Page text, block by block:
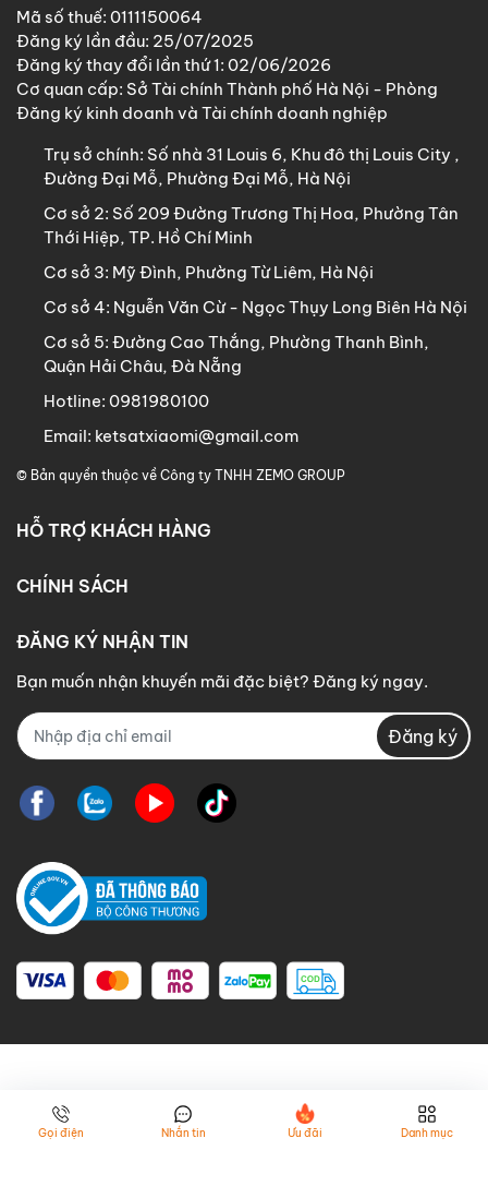
Mã số thuế: 0111150064
Đăng ký lần đầu: 25/07/2025
Đăng ký thay đổi lần thứ 1: 02/06/2026
Cơ quan cấp: Sở Tài chính Thành phố Hà Nội - Phòng
Đăng ký kinh doanh và Tài chính doanh nghiệp
Trụ sở chính: Số nhà 31 Louis 6, Khu đô thị Louis City ,
Đường Đại Mỗ, Phường Đại Mỗ, Hà Nội
Cơ sở 2: Số 209 Đường Trương Thị Hoa, Phường Tân
Thới Hiệp, TP. Hồ Chí Minh
Cơ sở 3: Mỹ Đình, Phường Từ Liêm, Hà Nội
Cơ sở 4: Nguễn Văn Cừ - Ngọc Thụy Long Biên Hà Nội
Cơ sở 5: Đường Cao Thắng, Phường Thanh Bình,
Quận Hải Châu, Đà Nẵng
Hotline: 0981980100
Email: ketsatxiaomi@gmail.com
© Bản quyền thuộc về Công ty TNHH ZEMO GROUP
HỖ TRỢ KHÁCH HÀNG
CHÍNH SÁCH
ĐĂNG KÝ NHẬN TIN
Bạn muốn nhận khuyến mãi đặc biệt? Đăng ký ngay.
Đăng ký
Gọi điện Nhắn tin Ưu đãi Danh mục